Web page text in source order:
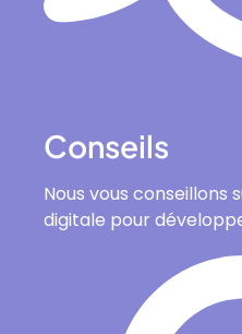
Conseils
Nous vous conseillons
digitale pour